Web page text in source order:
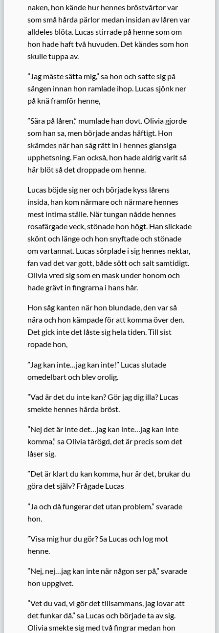
naken, hon kände hur hennes bröstvårtor var
som små hårda pärlor medan insidan av låren var
alldeles blöta. Lucas stirrade på henne som om
hon hade haft två huvuden. Det kändes som hon
skulle tuppa av.
”Jag måste sätta mig,” sa hon och satte sig på
sängen innan hon ramlade ihop. Lucas sjönk ner
på knä framför henne,
”Sära på låren,” mumlade han dovt. Olivia gjorde
som han sa, men började andas häftigt. Hon
skämdes när han såg rätt in i hennes glansiga
upphetsning. Fan också, hon hade aldrig varit så
här blöt så det droppade om henne.
Lucas böjde sig ner och började kyss lårens
insida, han kom närmare och närmare hennes
mest intima ställe. När tungan nådde hennes
rosafärgade veck, stönade hon högt. Han slickade
skönt och länge och hon snyftade och stönade
om vartannat. Lucas sörplade i sig hennes nektar,
fan vad det var gott, både sött och salt samtidigt.
Olivia vred sig som en mask under honom och
hade grävt in fingrarna i hans hår.
Hon såg kanten när hon blundade, den var så
nära och hon kämpade för att komma över den.
Det gick inte det låste sig hela tiden. Till sist
ropade hon,
”Jag kan inte…jag kan inte!” Lucas slutade
omedelbart och blev orolig.
”Vad är det du inte kan? Gör jag dig illa? Lucas
smekte hennes hårda bröst.
”Nej det är inte det…jag kan inte…jag kan inte
komma,” sa Olivia tårögd, det är precis som det
låser sig.
”Det är klart du kan komma, hur är det, brukar du
göra det själv? Frågade Lucas
”Ja och då fungerar det utan problem.” svarade
hon.
”Visa mig hur du gör? Sa Lucas och log mot
henne.
”Nej, nej…jag kan inte när någon ser på,” svarade
hon uppgivet.
”Vet du vad, vi gör det tillsammans, jag lovar att
det funkar då.” sa Lucas och började ta av sig.
Olivia smekte sig med två fingrar medan hon